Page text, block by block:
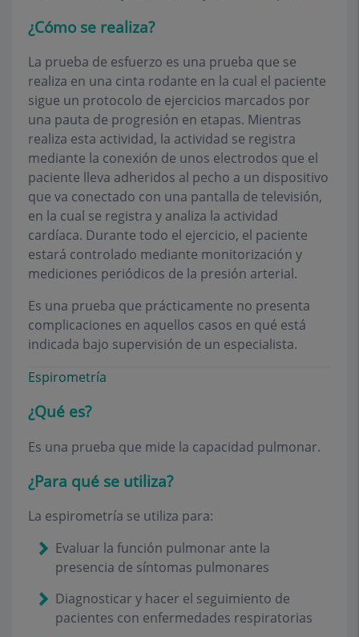
¿Cómo se realiza?
La prueba de esfuerzo es una prueba que se
realiza en una cinta rodante en la cual el paciente
sigue un protocolo de ejercicios marcados por
una pauta de progresión en etapas. Mientras
realiza esta actividad, la actividad se registra
mediante la conexión de unos electrodos que el
paciente lleva adheridos al pecho a un dispositivo
que va conectado con una pantalla de televisión,
en la cual se registra y analiza la actividad
cardíaca. Durante todo el ejercicio, el paciente
estará controlado mediante monitorización y
mediciones periódicos de la presión arterial.
Es una prueba que prácticamente no presenta
complicaciones en aquellos casos en qué está
indicada bajo supervisión de un especialista.
Espirometría
¿Qué es?
Es una prueba que mide la capacidad pulmonar.
¿Para qué se utiliza?
La espirometría se utiliza para:
Evaluar la función pulmonar ante la
presencia de síntomas pulmonares
Diagnosticar y hacer el seguimiento de
pacientes con enfermedades respiratorias